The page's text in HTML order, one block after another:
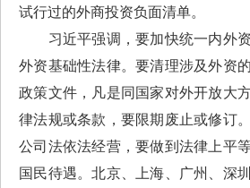
试行过的外商投资负面清单。
习近平强调，要加快统一内外
外资基础性法律。要清理涉及外资
政策文件，凡是同国家对外开放大
律法规或条款，要限期废止或修订
公司法依法经营，要做到法律上平
国民待遇。北京、上海、广州、深